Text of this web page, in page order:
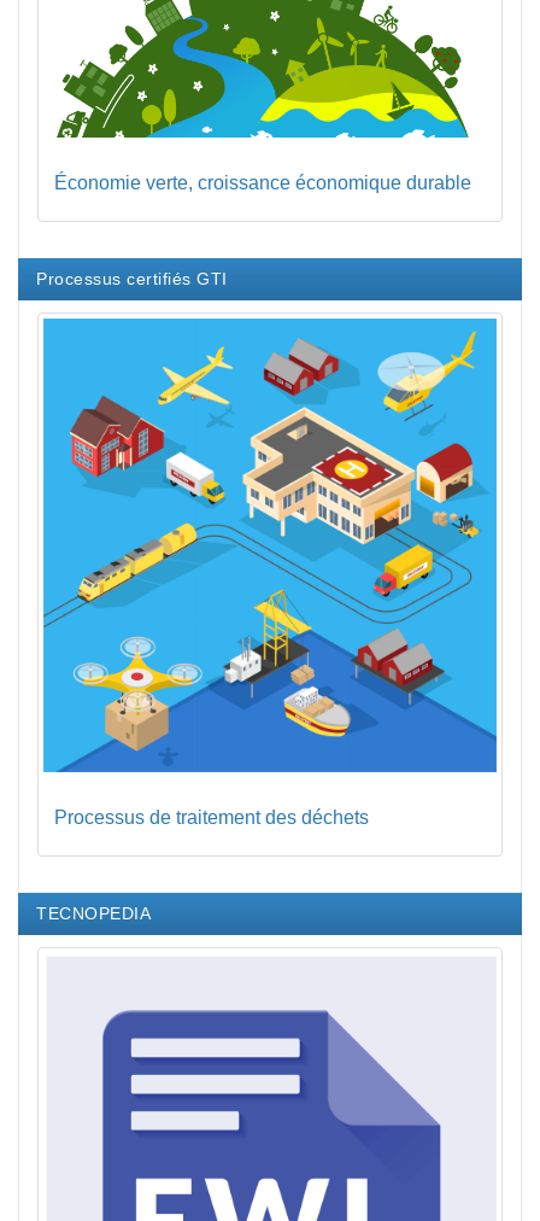
Économie verte, croissance économique durable
Processus certifiés GTI
Processus de traitement des déchets
TECNOPEDIA